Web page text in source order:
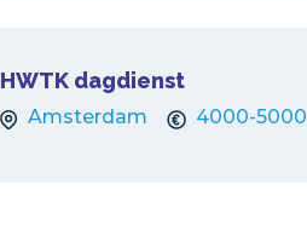
HWTK dagdienst
Amsterdam 4000-5000